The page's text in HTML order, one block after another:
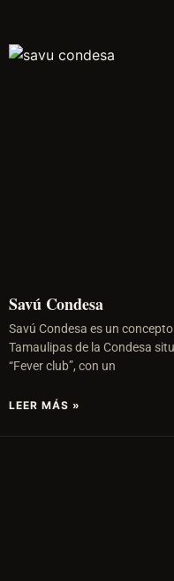
Savú Condesa
Savú Condesa es un
Tamaulipas de la Condesa
“Fever club”, con un
LEER MÁS »